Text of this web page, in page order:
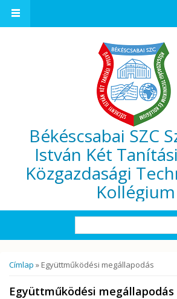
Békéscsabai SZC
István Két
Közgazdasági
Kollégium
Jelenlegi hely
Címlap » Együttműködési megállapodás
Együttműködési megállapodás